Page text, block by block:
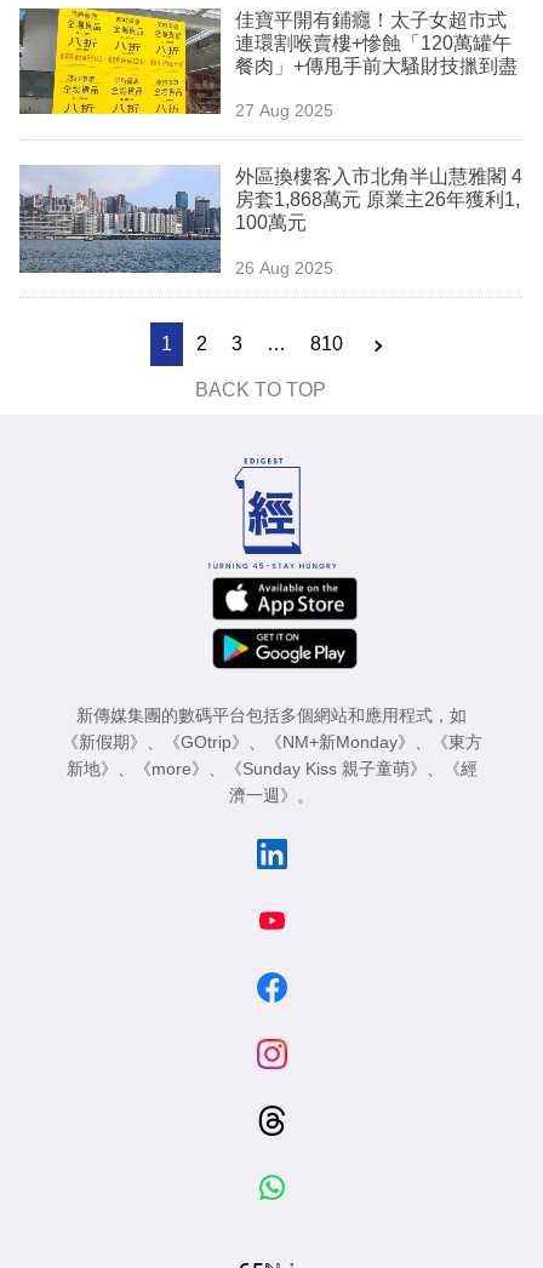
佳寶平開有鋪癮！太子女超市式
連環割喉賣樓+慘蝕「120萬罐午
餐肉」+傳甩手前大騷財技擸到盡
27 Aug 2025
外區換樓客入市北角半山慧雅閣 4
房套1,868萬元 原業主26年獲利1,
100萬元
26 Aug 2025
1 2 3 … 810
BACK TO TOP
新傳媒集團的數碼平台包括多個網站和應用程式，如
《新假期》 、 《GOtrip》 、 《NM+新Monday》 、
《東方
新地》 、 《more》 、 《Sunday Kiss 親子童萌》 、
《經
濟一週》 。